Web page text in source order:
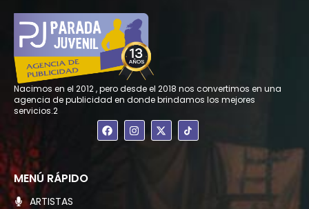
Nacimos en el 2012 , pero desde el 2018 nos convertimos en una
agencia de publicidad en donde brindamos los mejores
servicios.2
F
a
c
I
n
s
X
-
t
MENÚ RÁPIDO
ARTISTAS